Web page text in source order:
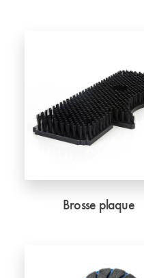
Brosse plaque